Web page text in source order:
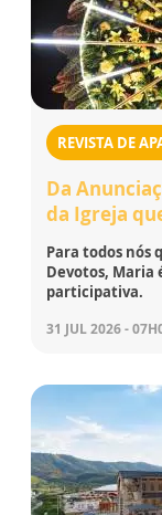
REVISTA DE
Da
da Igreja
Para todos nós
Devotos, Maria
participativa.
31 JUL 2026 -